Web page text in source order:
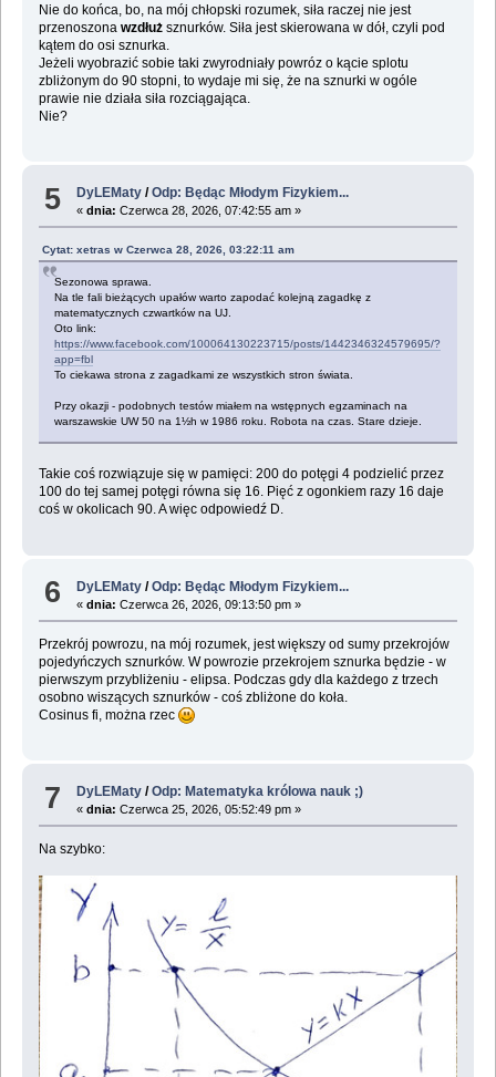
Nie do końca, bo, na mój chłopski rozumek, siła raczej nie jest
przenoszona wzdłuż sznurków. Siła jest skierowana w dół, czyli pod
kątem do osi sznurka.
Jeżeli wyobrazić sobie taki zwyrodniały powróz o kącie splotu
zbliżonym do 90 stopni, to wydaje mi się, że na sznurki w ogóle
prawie nie działa siła rozciągająca.
Nie?
5 DyLEMaty /Odp: Będąc Młodym Fizykiem...
«dnia: Czerwca 28, 2026, 07:42:55 am »
Cytat: xetras w Czerwca 28, 2026, 03:22:11 am
Sezonowa sprawa.
Na tle fali bieżących upałów warto zapodać kolejną zagadkę z
matematycznych czwartków na UJ.
Oto link:
https://www.facebook.com/100064130223715/posts/1442346324579695/?
app=fbl
To ciekawa strona z zagadkami ze wszystkich stron świata.
Przy okazji - podobnych testów miałem na wstępnych egzaminach na
warszawskie UW 50 na 1½h w 1986 roku. Robota na czas. Stare dzieje.
Takie coś rozwiązuje się w pamięci: 200 do potęgi 4 podzielić przez
100 do tej samej potęgi równa się 16. Pięć z ogonkiem razy 16 daje
coś w okolicach 90. A więc odpowiedź D.
6 DyLEMaty /Odp: Będąc Młodym Fizykiem...
«dnia: Czerwca 26, 2026, 09:13:50 pm »
Przekrój powrozu, na mój rozumek, jest większy od sumy przekrojów
pojedyńczych sznurków. W powrozie przekrojem sznurka będzie - w
pierwszym przybliżeniu - elipsa. Podczas gdy dla każdego z trzech
osobno wiszących sznurków - coś zbliżone do koła.
Cosinus fi, można rzec
7 DyLEMaty /Odp: Matematyka królowa nauk ;)
«dnia: Czerwca 25, 2026, 05:52:49 pm »
Na szybko: